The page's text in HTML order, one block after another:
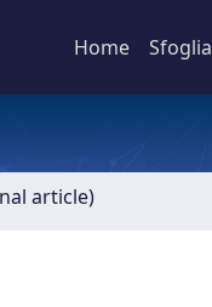
Home Sfoglia
article)